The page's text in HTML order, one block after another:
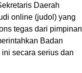
Daerah
online (judol) yang
tegas dari pimpinan
Badan
secara serius dan